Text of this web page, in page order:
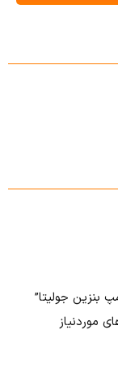
بنزین جولیتا”
موردنیاز